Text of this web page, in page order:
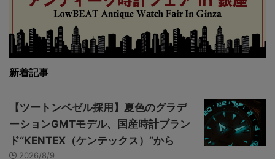
新着記事
【ツートンベゼル採用】夏色のグラデ
ーションGMTモデル、国産時計ブラン
ド“KENTEX（ケンテックス）”から
2026/8/9